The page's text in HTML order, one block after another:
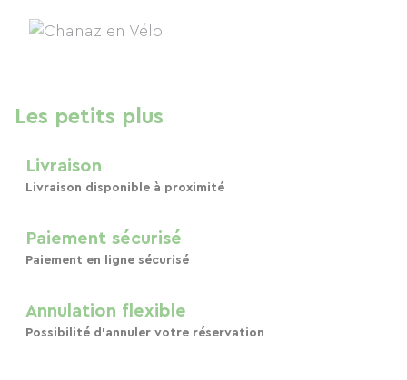
Les petits plus
Livraison
Livraison disponible à proximité
Paiement sécurisé
Paiement en ligne sécurisé
Annulation flexible
Possibilité d'annuler votre réservation